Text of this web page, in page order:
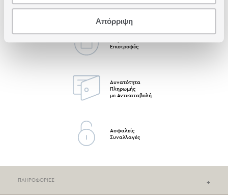
Απόρριψη
Επιστροφές
Δυνατότητα
Πληρωμής
με Αντικαταβολή
Ασφαλείς
Συναλλαγές
ΠΛΗΡΟΦΟΡΙΕΣ